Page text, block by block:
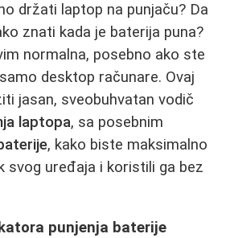
držati laptop na punjaču? Da
znati kada je baterija puna?
normalna, posebno ako ste
desktop računare. Ovaj
jasan, sveobuhvatan vodič
laptopa, sa posebnim
, kako biste maksimalno
svog uređaja i koristili ga bez
punjenja baterije